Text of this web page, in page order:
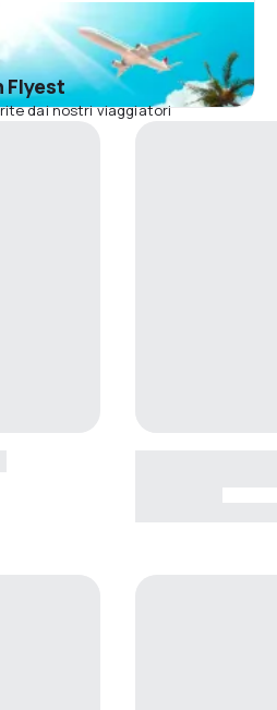
Flyest
dai nostri viaggiatori